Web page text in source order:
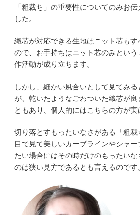
「粗裁ち」の重要性についてのみお
した。
織芯が対応できる生地はニット芯もす
ので、お手持ちはニット芯のみという
作活動が成り立ちます。
しかし、細かい風合いとして見てみ
が、乾いたようなごわついた織芯が良
ともあり、個人的にはこちらの方が実
切り落とすもったいなさがある「粗裁
目で見て美しいカーブラインやシャー
たい場合にはその時だけのもったいな
のは狭い見方であるとも言えるのです